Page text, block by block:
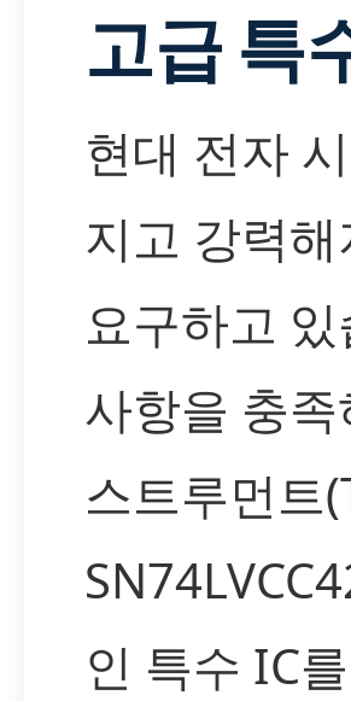
고급 특
현대 전자
지고 강력
요구하고
사항을 충
스트루먼트
인 특수 IC